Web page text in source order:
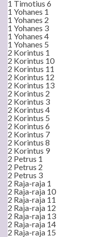
1 Timotius 6
1 Yohanes 1
1 Yohanes 2
1 Yohanes 3
1 Yohanes 4
1 Yohanes 5
2 Korintus 1
2 Korintus 10
2 Korintus 11
2 Korintus 12
2 Korintus 13
2 Korintus 2
2 Korintus 3
2 Korintus 4
2 Korintus 5
2 Korintus 6
2 Korintus 7
2 Korintus 8
2 Korintus 9
2 Petrus 1
2 Petrus 2
2 Petrus 3
2 Raja-raja 1
2 Raja-raja 10
2 Raja-raja 11
2 Raja-raja 12
2 Raja-raja 13
2 Raja-raja 14
2 Raja-raja 15